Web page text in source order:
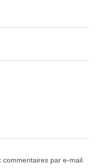
par e-mail.